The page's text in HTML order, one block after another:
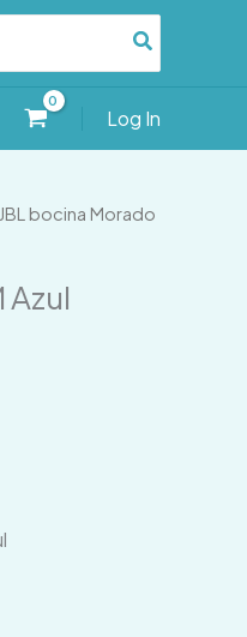
Log In
bocina Morado
Azul